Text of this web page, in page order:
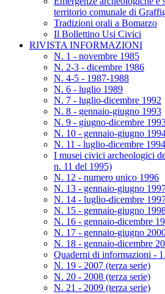
territorio comunale di
Tradizioni orali a Bomarzo
Il Bollettino Usi Civici
RIVISTA INFORMAZIONI
N. 1 - novembre 1985
N. 2-3 - dicembre 1986
N. 4-5 - 1987-1988
N. 6 - luglio 1989
N. 7 - luglio-dicembre 1992
N. 8 - gennaio-giugno 1993
N. 9 - giugno-dicembre
N. 10 - gennaio-giugno
N. 11 - luglio-dicembre 1994
I musei civici archeologici
n. 11 del 1995)
N. 12 - numero unico 1996
N. 13 - gennaio-giugno
N. 14 - luglio-dicembre
N. 15 - gennaio-giugno
N. 16 - gennaio-dicembre
N. 17 - gennaio-giugno
N. 18 - gennaio-dicembre
Quaderni di informazioni -
N. 19 - 2007 (terza serie)
N. 20 - 2008 (terza serie)
N. 21 - 2009 (terza serie)